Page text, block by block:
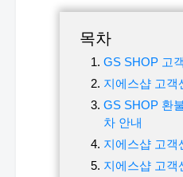
목차
GS SHOP 고
지에스샵 고객
GS SHOP 환
차 안내
지에스샵 고객
지에스샵 고객